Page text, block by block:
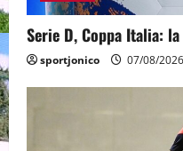
Serie D, Coppa Italia:
sportjonico 07/08/2026